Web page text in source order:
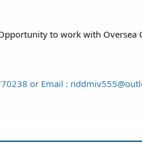
to work with Oversea
or Email :